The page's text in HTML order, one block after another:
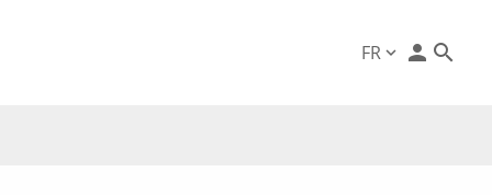
FR expand_more person